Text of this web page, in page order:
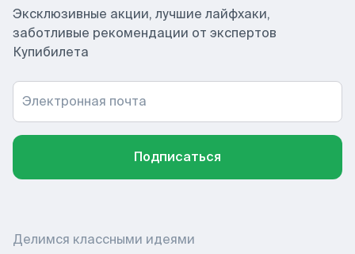
Эксклюзивные акции, лучшие лайфхаки,
заботливые рекомендации от экспертов
Купибилета
Электронная почта
Подписаться
Делимся классными идеями